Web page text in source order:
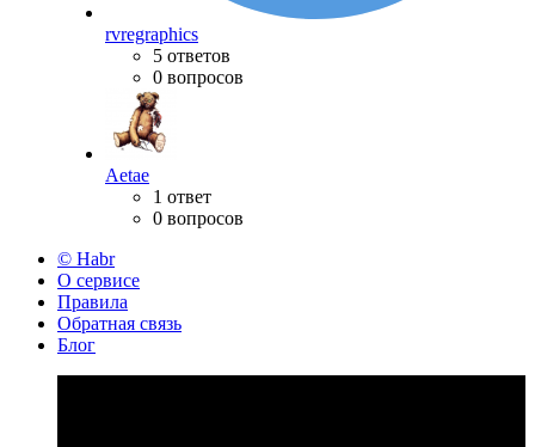
rvregraphics
5 ответов
0 вопросов
Aetae
1 ответ
0 вопросов
© Habr
О сервисе
Правила
Обратная связь
Блог